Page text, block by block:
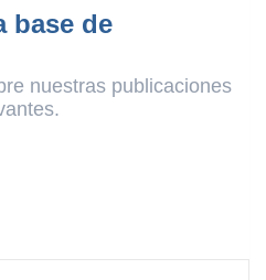
base de
nuestras publicaciones